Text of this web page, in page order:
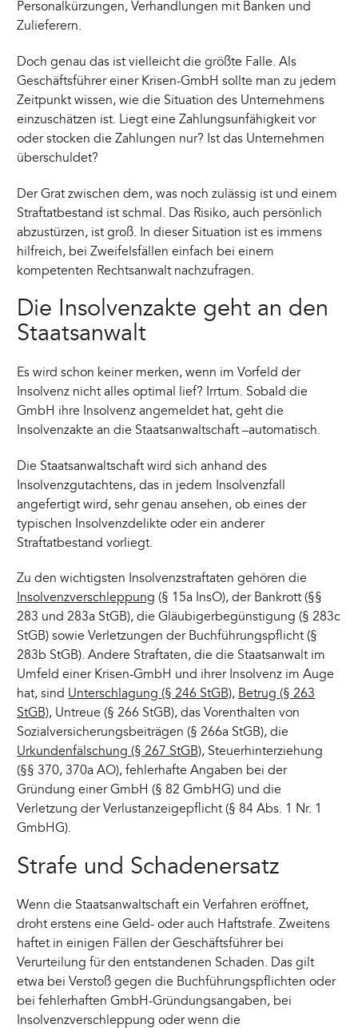
Personalkürzungen, Verhandlungen mit Banken und
Zulieferern.
Doch genau das ist vielleicht die größte Falle. Als
Geschäftsführer einer Krisen-GmbH sollte man zu jedem
Zeitpunkt wissen, wie die Situation des Unternehmens
einzuschätzen ist. Liegt eine Zahlungsunfähigkeit vor
oder stocken die Zahlungen nur? Ist das Unternehmen
überschuldet?
Der Grat zwischen dem, was noch zulässig ist und einem
Straftatbestand ist schmal. Das Risiko, auch persönlich
abzustürzen, ist groß. In dieser Situation ist es immens
hilfreich, bei Zweifelsfällen einfach bei einem
kompetenten Rechtsanwalt nachzufragen.
Die Insolvenzakte geht an den
Staatsanwalt
Es wird schon keiner merken, wenn im Vorfeld der
Insolvenz nicht alles optimal lief? Irrtum. Sobald die
GmbH ihre Insolvenz angemeldet hat, geht die
Insolvenzakte an die Staatsanwaltschaft –automatisch.
Die Staatsanwaltschaft wird sich anhand des
Insolvenzgutachtens, das in jedem Insolvenzfall
angefertigt wird, sehr genau ansehen, ob eines der
typischen Insolvenzdelikte oder ein anderer
Straftatbestand vorliegt.
Zu den wichtigsten Insolvenzstraftaten gehören die
Insolvenzverschleppung (§ 15a InsO), der Bankrott (§§
283 und 283a StGB), die Gläubigerbegünstigung (§ 283c
StGB) sowie Verletzungen der Buchführungspflicht (§
283b StGB). Andere Straftaten, die die Staatsanwalt im
Umfeld einer Krisen-GmbH und ihrer Insolvenz im Auge
hat, sind Unterschlagung (§ 246 StGB), Betrug (§ 263
StGB), Untreue (§ 266 StGB), das Vorenthalten von
Sozialversicherungsbeiträgen (§ 266a StGB), die
Urkundenfälschung (§ 267 StGB), Steuerhinterziehung
(§§ 370, 370a AO), fehlerhafte Angaben bei der
Gründung einer GmbH (§ 82 GmbHG) und die
Verletzung der Verlustanzeigepflicht (§ 84 Abs. 1 Nr. 1
GmbHG).
Strafe und Schadenersatz
Wenn die Staatsanwaltschaft ein Verfahren eröffnet,
droht erstens eine Geld- oder auch Haftstrafe. Zweitens
haftet in einigen Fällen der Geschäftsführer bei
Verurteilung für den entstandenen Schaden. Das gilt
etwa bei Verstoß gegen die Buchführungspflichten oder
bei fehlerhaften GmbH-Gründungsangaben, bei
Insolvenzverschleppung oder wenn die